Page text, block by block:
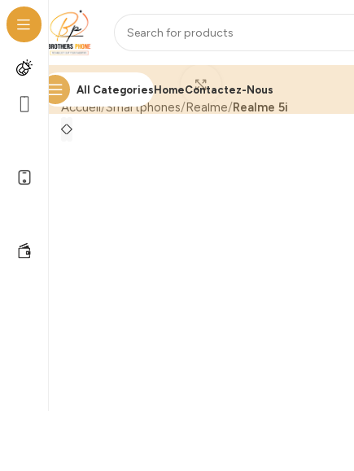
All CategoriesHomeContactez-Nous
Accueil Smartphones Realme Realme 5i
Click to enlarge